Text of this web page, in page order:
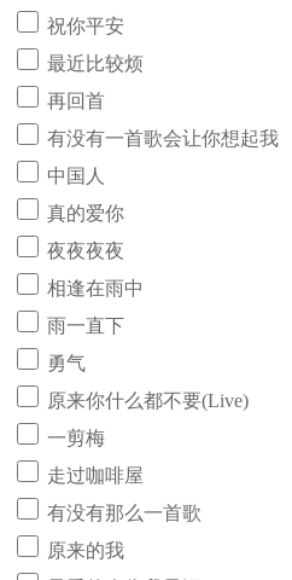
祝你平安
最近比较烦
再回首
有没有一首歌会让你想起我
中国人
真的爱你
夜夜夜夜
相逢在雨中
雨一直下
勇气
原来你什么都不要(Live)
一剪梅
走过咖啡屋
有没有那么一首歌
原来的我